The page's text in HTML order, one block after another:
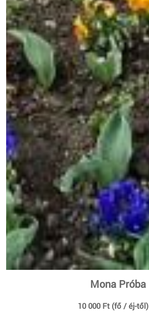
Mona Próba
10 000 Ft (fő / éj-től)